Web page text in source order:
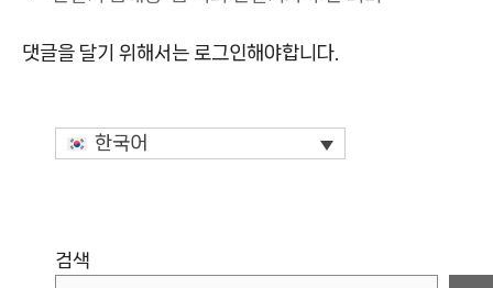
댓글을 달기 위해서는 로그인해야합니다.
한국어
검색